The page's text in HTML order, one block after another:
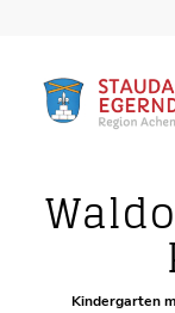
Kindergarten